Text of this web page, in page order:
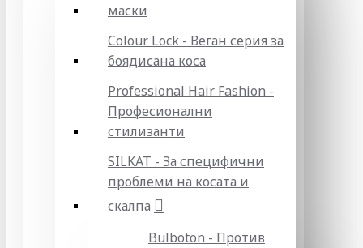
маски
Colour Lock - Веган серия за
боядисана коса
Professional Hair Fashion -
Професионални
стилизанти
SILKAT - За специфични
проблеми на косата и
скалпа
Bulboton - Против